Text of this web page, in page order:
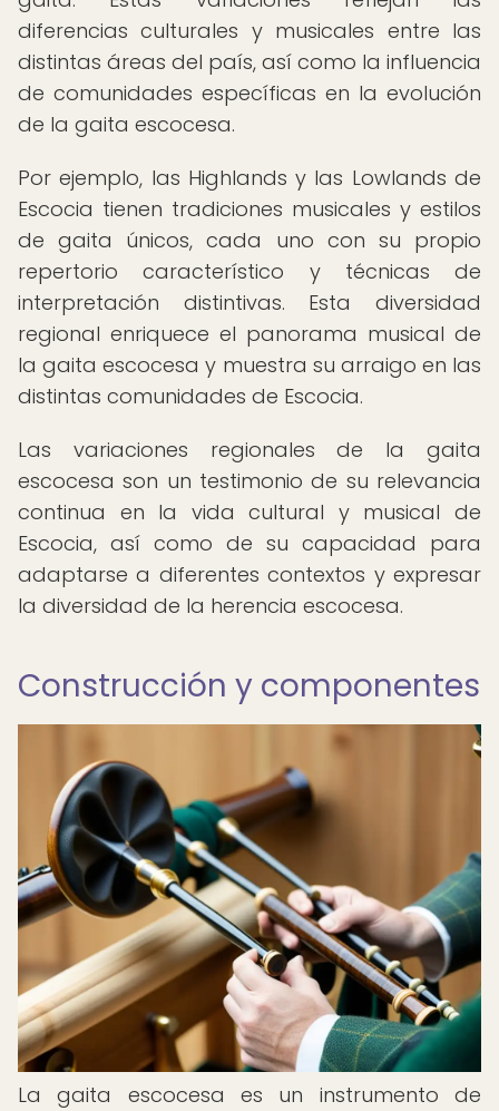
diferencias culturales y musicales entre las
distintas áreas del país, así como la influencia
de comunidades específicas en la evolución
de la gaita escocesa.
Por ejemplo, las Highlands y las Lowlands de
Escocia tienen tradiciones musicales y estilos
de gaita únicos, cada uno con su propio
repertorio característico y técnicas de
interpretación distintivas. Esta diversidad
regional enriquece el panorama musical de
la gaita escocesa y muestra su arraigo en las
distintas comunidades de Escocia.
Las variaciones regionales de la gaita
escocesa son un testimonio de su relevancia
continua en la vida cultural y musical de
Escocia, así como de su capacidad para
adaptarse a diferentes contextos y expresar
la diversidad de la herencia escocesa.
Construcción y componentes
La gaita escocesa es un instrumento de